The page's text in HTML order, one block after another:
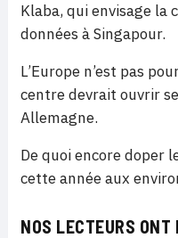
Klaba, qui envisage la
données à Singapour.
L’Europe n’est pas
centre devrait ouvrir
Allemagne.
De quoi encore doper
cette année aux
NOS LECTEURS ONT